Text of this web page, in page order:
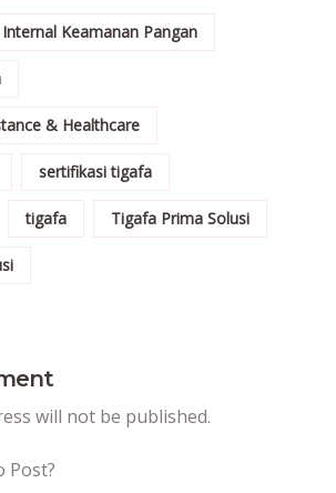
Keamanan Pangan
& Healthcare
sertifikasi tigafa
tigafa Tigafa Prima Solusi
will not be published.
Post?